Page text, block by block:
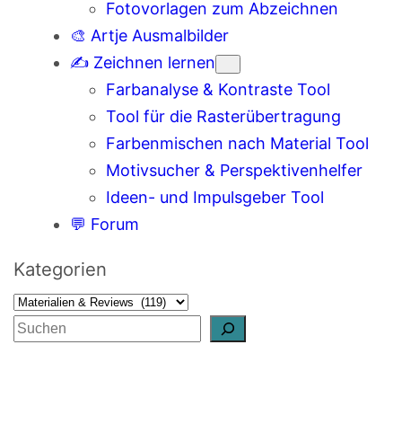
Fotovorlagen zum Abzeichnen
🎨 Artje Ausmalbilder
✍️ Zeichnen lernen
Farbanalyse & Kontraste Tool
Tool für die Rasterübertragung
Farbenmischen nach Material Tool
Motivsucher & Perspektivenhelfer
Ideen- und Impulsgeber Tool
💬 Forum
Kategorien
S